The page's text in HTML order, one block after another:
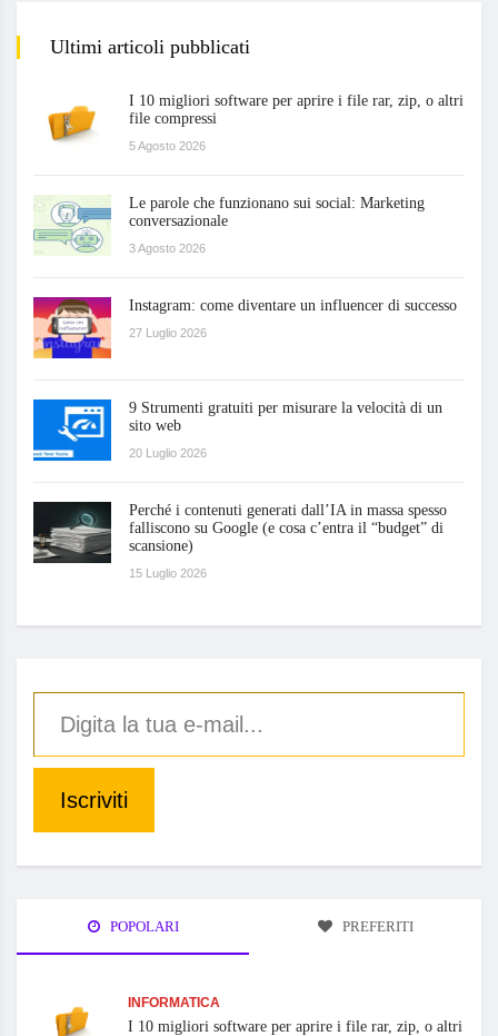
Ultimi articoli pubblicati
I 10 migliori software per aprire i file rar, zip, o altri
file compressi
5 Agosto 2026
Le parole che funzionano sui social: Marketing
conversazionale
3 Agosto 2026
Instagram: come diventare un influencer di successo
27 Luglio 2026
9 Strumenti gratuiti per misurare la velocità di un
sito web
20 Luglio 2026
Perché i contenuti generati dall’IA in massa spesso
falliscono su Google (e cosa c’entra il “budget” di
scansione)
15 Luglio 2026
Iscriviti
POPOLARI PREFERITI
INFORMATICA
I 10 migliori software per aprire i file rar, zip, o altri